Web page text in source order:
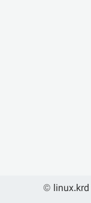
© linux.krd